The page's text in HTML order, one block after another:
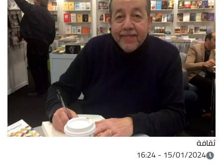
ثقافة
15/01/2024 - 16:24